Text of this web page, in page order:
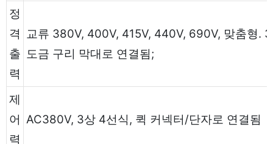
정
격
출
력
교류 380V, 400V, 415V, 440V, 690V, 맞춤형.
도금 구리 막대로 연결됨;
제
어
력
AC380V, 3상 4선식, 퀵 커넥터/단자로 연결됨